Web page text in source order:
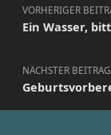
VORHERIGER
Ein Wasser,
NÄCHSTER BEITRAG